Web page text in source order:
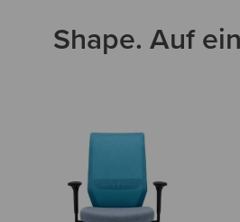
Shape. Auf